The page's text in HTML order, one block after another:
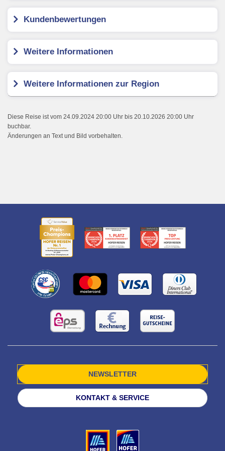
Kundenbewertungen
Weitere Informationen
Weitere Informationen zur Region
Diese Reise ist vom 24.09.2024 20:00 Uhr bis 20.10.2026 20:00 Uhr
buchbar.
Änderungen an Text und Bild vorbehalten.
NEWSLETTER
KONTAKT & SERVICE